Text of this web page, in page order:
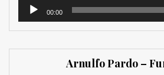
00:00
Arnulfo Pardo –